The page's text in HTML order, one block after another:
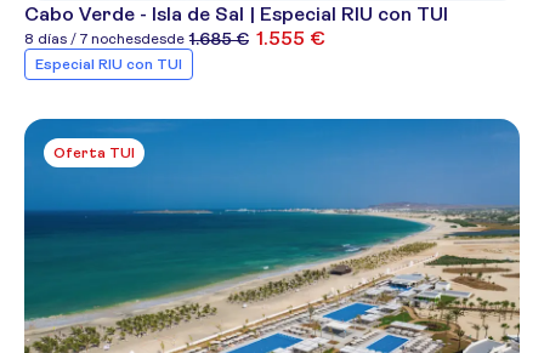
Cabo Verde - Isla de Sal | Especial RIU con TUI
8 días / 7 nochesdesde 1.685 € 1.555 €
Especial RIU con TUI
Oferta TUI